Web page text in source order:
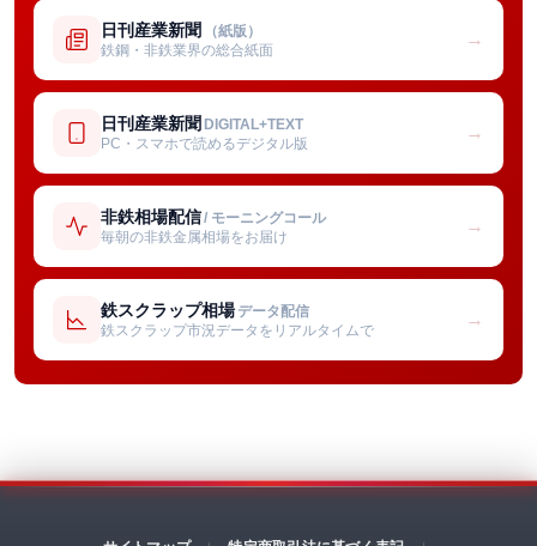
日刊産業新聞 （紙版）
鉄鋼・非鉄業界の総合紙面
→
日刊産業新聞 DIGITAL+TEXT
PC・スマホで読めるデジタル版
→
非鉄相場配信/ モーニングコール
毎朝の非鉄金属相場をお届け
→
鉄スクラップ相場 データ配信
鉄スクラップ市況データをリアルタイムで
→